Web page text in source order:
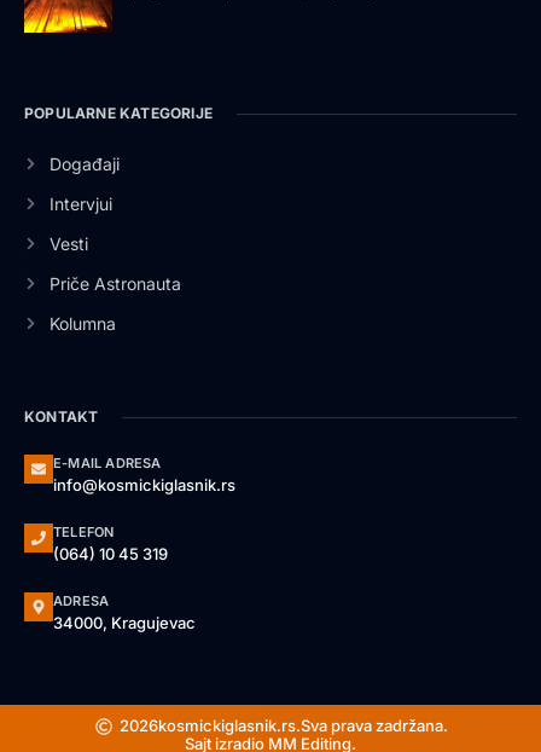
POPULARNE KATEGORIJE
Događaji
Intervjui
Vesti
Priče Astronauta
Kolumna
KONTAKT
E-MAIL ADRESA
info@kosmickiglasnik.rs
TELEFON
(064) 10 45 319
ADRESA
34000, Kragujevac
2026kosmickiglasnik.rs.Sva prava zadržana.
Sajt izradio MM Editing.